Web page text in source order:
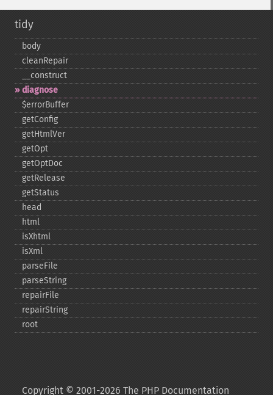
tidy
body
cleanRepair
_​_​construct
diagnose
$errorBuffer
getConfig
getHtmlVer
getOpt
getOptDoc
getRelease
getStatus
head
html
isXhtml
isXml
parseFile
parseString
repairFile
repairString
root
Copyright © 2001-2026 The PHP Documentation